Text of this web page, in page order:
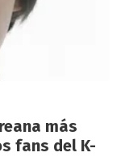
más
fans del K-